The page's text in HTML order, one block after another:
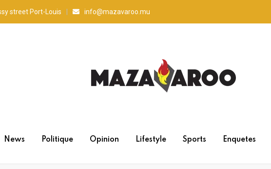
street Port-Louis info@mazavaroo.mu
News Politique Opinion Lifestyle Sports Enquetes